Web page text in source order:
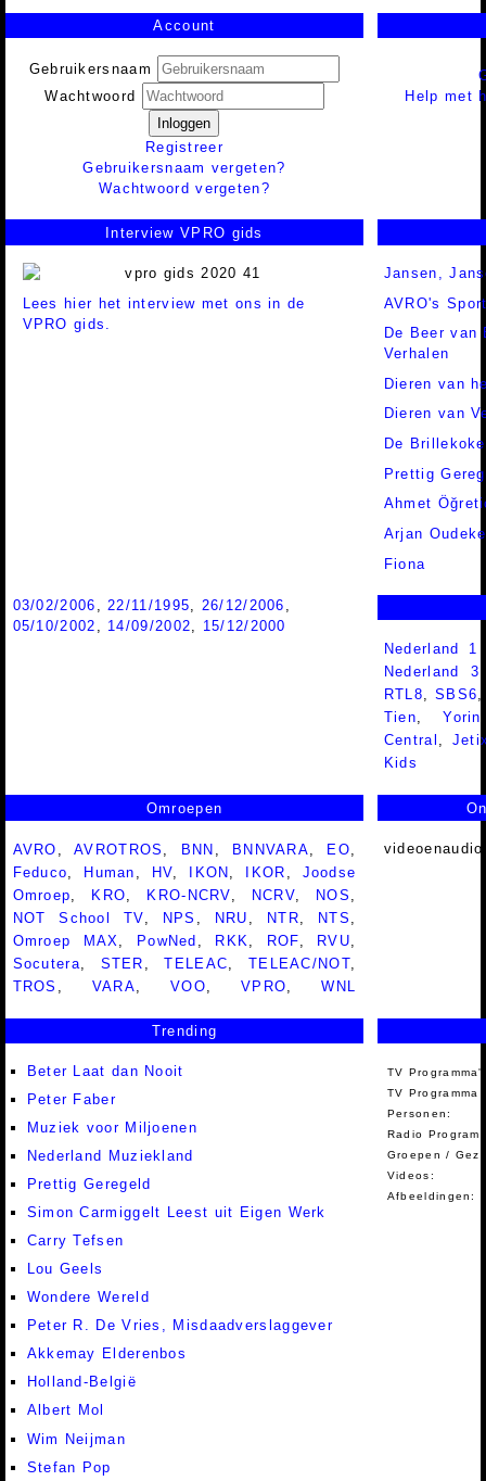
Account
Gebruikersnaam
Wachtwoord
Inloggen
Registreer
Gebruikersnaam vergeten?
Wachtwoord vergeten?
Help met
Interview VPRO gids
Lees hier het interview met ons in de
VPRO gids.
Jansen,
AVRO's
De Beer van
Verhalen
Dieren van
Dieren van
De
Prettig
Ahmet
Arjan
Fiona
03/02/2006 22/11/1995 26/12/2006
05/10/2002
14/09/2002
15/12/2000
Nederland
Nederland
RTL8,SBS6
Tien,Yorin
Central ,
Kids
Omroepen
AVRO ,AVROTROS BNN BNNVARA EO
Feduco
Human HV IKON IKOR
Joodse
Omroep
KRO KRO-NCRV NCRV NOS
NOT School TV
NPS NRU NTR NTS
Omroep MAX
PowNed RKK ROF RVU
Socutera
STER ,TELEAC TELEAC/NOT
TROS
VARA ,VOO ,VPRO ,WNL
Trending
Beter Laat dan Nooit
Peter Faber
Muziek voor Miljoenen
Nederland Muziekland
Prettig Geregeld
Simon Carmiggelt Leest uit Eigen Werk
Carry Tefsen
Lou Geels
Wondere Wereld
Peter R. De Vries, Misdaadverslaggever
Akkemay Elderenbos
Holland-België
Albert Mol
Wim Neijman
Stefan Pop
TV
TV Programma
Personen:
Radio
Groepen /
Videos:
Afbeeldingen: